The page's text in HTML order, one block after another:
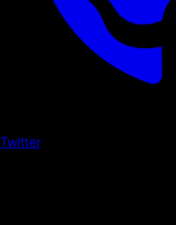
Twitter